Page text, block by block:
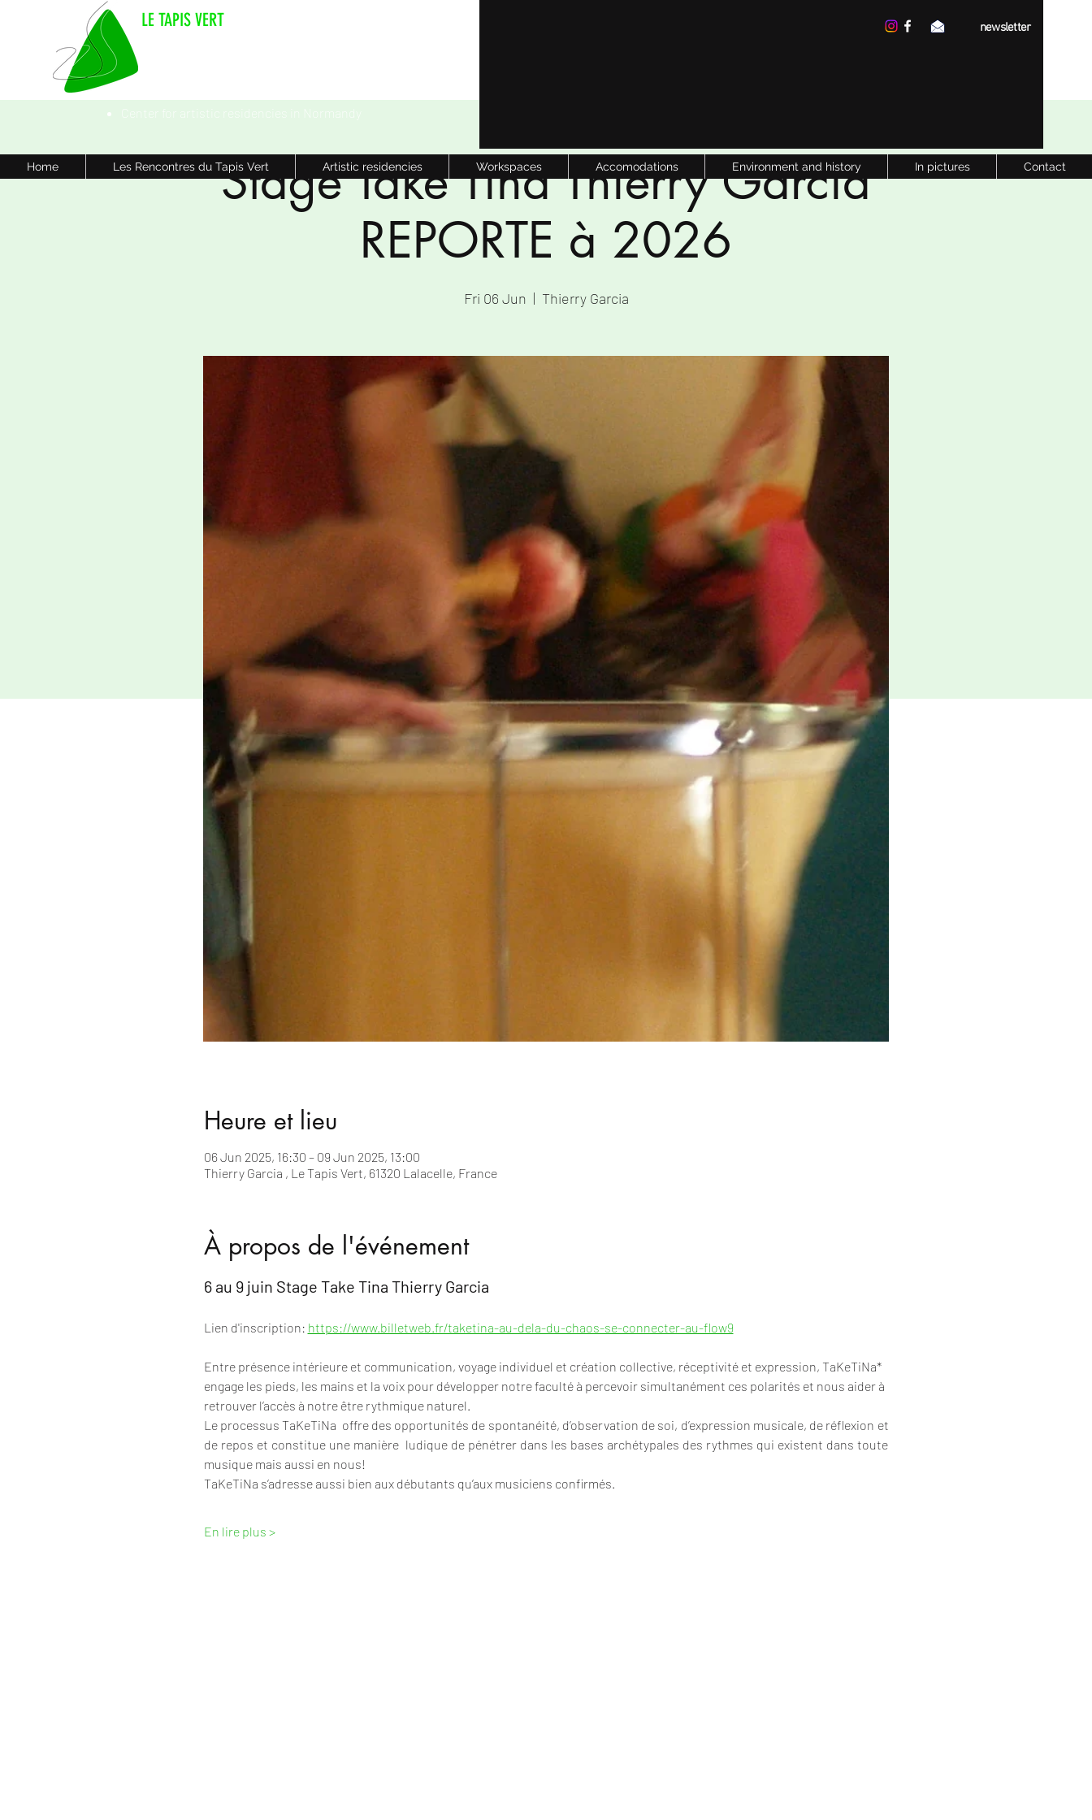
LE TAPIS VERT
Center for artistic residencies in Normandy
newsletter
Home Les Rencontres du Tapis Vert Artistic residencies Workspaces Accomodations Environment and history In pictures Contact
Stage Take Tina Thierry Garcia
REPORTE à 2026
Fri 06 Jun
  |
Thierry Garcia
Heure et lieu
06 Jun 2025, 16:30 – 09 Jun 2025, 13:00
Thierry Garcia , Le Tapis Vert, 61320 Lalacelle, France
À propos de l'événement
6 au 9 juin Stage Take Tina Thierry Garcia
Lien d'inscription: https://www.billetweb.fr/taketina-au-dela-du-chaos-se-connecter-au-flow9
Entre présence intérieure et communication, voyage individuel et création collective, réceptivité et expression, TaKeTiNa*
engage les pieds, les mains et la voix pour développer notre faculté à percevoir simultanément ces polarités et nous aider à
retrouver l’accès à notre être rythmique naturel.
Le processus TaKeTiNa  offre des opportunités de spontanéité, d’observation de soi, d’expression musicale, de réflexion et
de repos et constitue une manière  ludique de pénétrer dans les bases archétypales des rythmes qui existent dans toute
musique mais aussi en nous!
TaKeTiNa s’adresse aussi bien aux débutants qu’aux musiciens confirmés.
En lire plus >